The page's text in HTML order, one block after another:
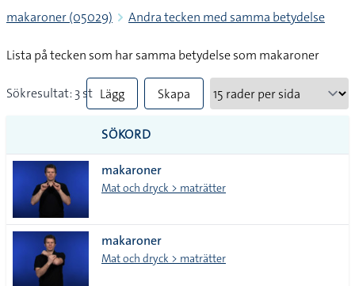
makaroner (05029) Andra tecken med samma betydelse
Lista på tecken som har samma betydelse som makaroner
Sökresultat: 3 st Lägg
till
alla i
lista
Skapa
SÖKORD
makaroner
Mat och dryck > maträtter
makaroner
Mat och dryck > maträtter